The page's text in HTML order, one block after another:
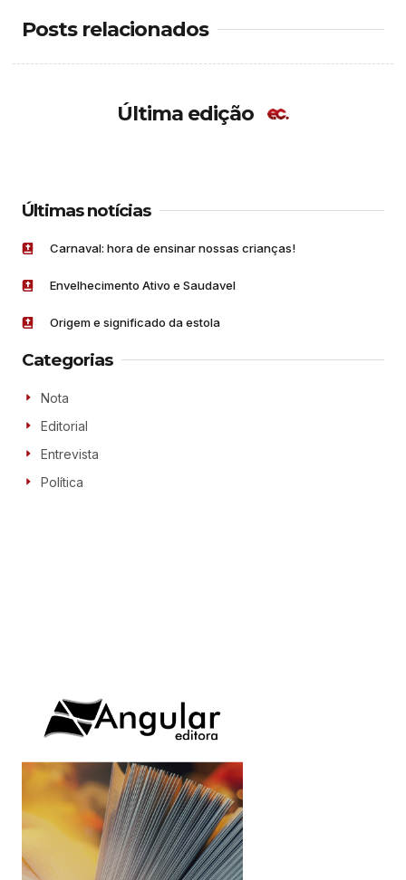
Posts relacionados
Última edição
Últimas notícias
Carnaval: hora de ensinar nossas crianças!
Envelhecimento Ativo e Saudavel
Origem e significado da estola
Categorias
Nota
Editorial
Entrevista
Política